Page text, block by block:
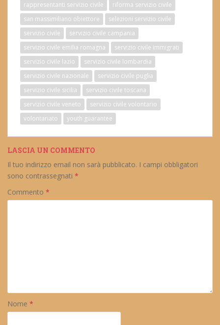
rappresentanti servizio civile
riforma servizio civile
san massimiliano obiettore
selezioni servizio civile
servizio civile
servizio civile campania
servizio civile emilia romagna
servizio civile immigrati
servizio civile lazio
servizio civile lombardia
servizio civile nazionale
servizio civile puglia
servizio civile sicilia
servizio civile toscana
servizio civile veneto
servizio civile volontario
volontariato
youth guarantee
LASCIA UN COMMENTO
Il tuo indirizzo email non sarà pubblicato. I campi obbligatori
sono contrassegnati *
Commento *
Nome *